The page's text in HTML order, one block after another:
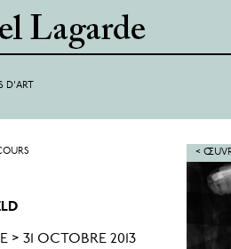
D'ART
<
> 31 OCTOBRE 2013